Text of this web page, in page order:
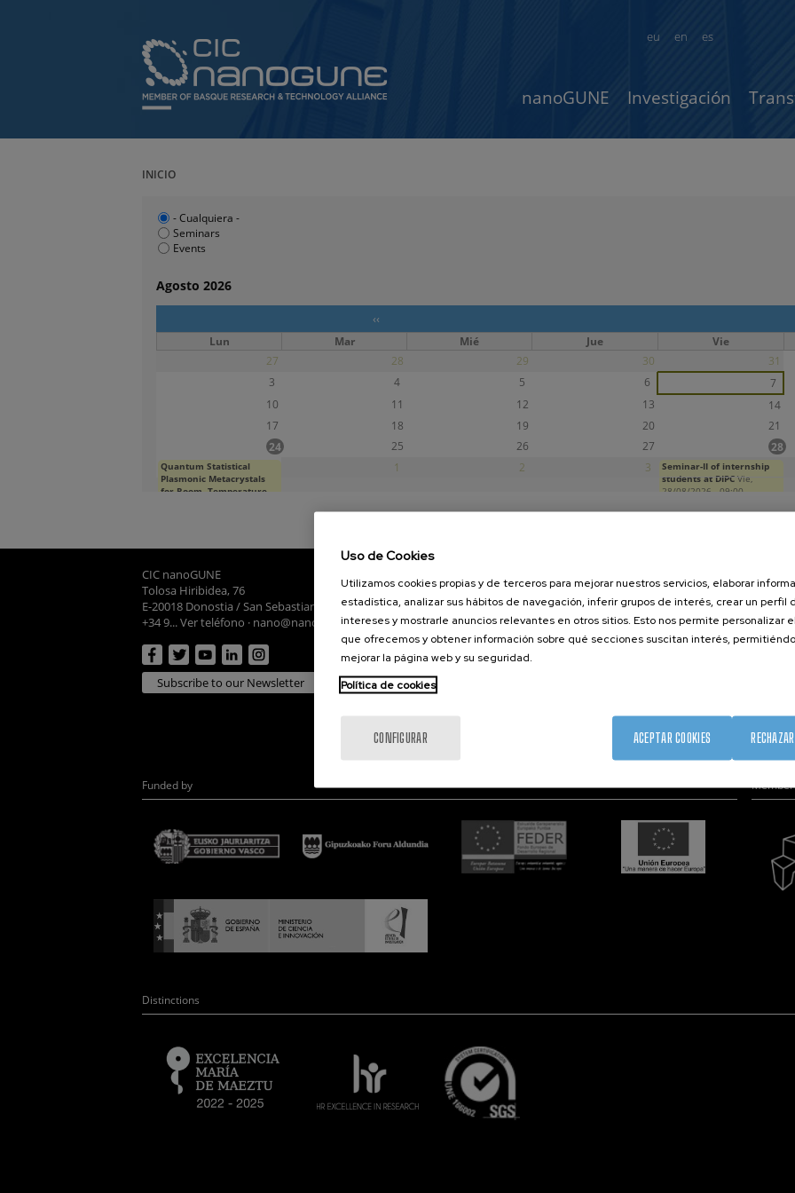
en es
eu
nanoGUNE Investigación
INICIO
Agosto 2026
‹‹
- Cualquiera -
Seminars
Events
Lun Mar Mié Jue Vie
27
28 29 30 31
3
4 5 6 7
10
11 12 13 14
17
18 19 20 21
24
25 26 27 28
Quantum Statistical
Plasmonic Metacrystals
for Room- Temperature
Seminar-II of internship
students at DIPC Vie,
28/08/2026 - 09:00
1 2 3
CIC nanoGUNE
Tolosa Hiribidea, 76
E-20018 Donostia / San Sebastian
+34 9... Ver teléfono · nano@nanogune.eu
Subscribe to our Newsletter
nanoGUNE
Investigación
Transferencia
Formación
Servicios externos
Publicaciones
Seminarios
Corporate Compliance
Funded by
Distinctions
Uso de Cookies
Utilizamos cookies propias y de terceros para mejorar nuestros servicios, elaborar
estadística, analizar sus hábitos de navegación, inferir grupos de interés, crear un perfil
intereses y mostrarle anuncios relevantes en otros sitios. Esto nos permite personalizar
que ofrecemos y obtener información sobre qué secciones suscitan interés,
mejorar la página web y su seguridad.
Política de cookies
CONFIGURAR ACEPTAR COOKIES